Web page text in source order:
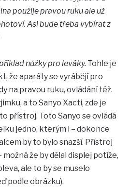
použije pravou ruku ale už
Asi bude třeba vybírat z
nůžky pro leváky. Tohle je
že aparáty se vyrábějí pro
na pravou ruku, ovládání též.
a to Sanyo Xacti, zde je
přístroj. Toto Sanyo se ovládá
jedno, kterým l – dokonce
by to bylo snazší. Přístroj
že by dělal displej potíže,
ale to by se muselo
podle obrázku).